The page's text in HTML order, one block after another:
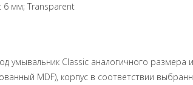
6 мм; Transparent
умывальник Classic аналогичного
MDF), корпус в соответствии